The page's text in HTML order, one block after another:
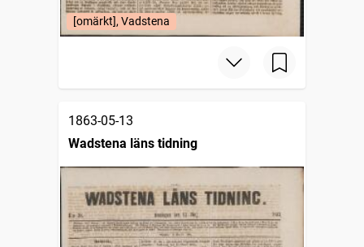
[omärkt], Vadstena
1863-05-13
Wadstena läns tidning